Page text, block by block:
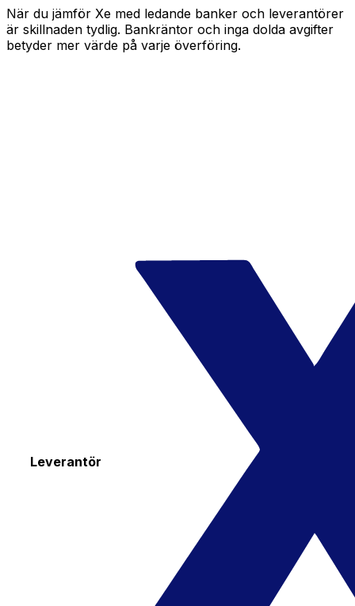
När du jämför Xe med ledande banker och leverantörer
är skillnaden tydlig. Bankräntor och inga dolda avgifter
betyder mer värde på varje överföring.
Leverantör